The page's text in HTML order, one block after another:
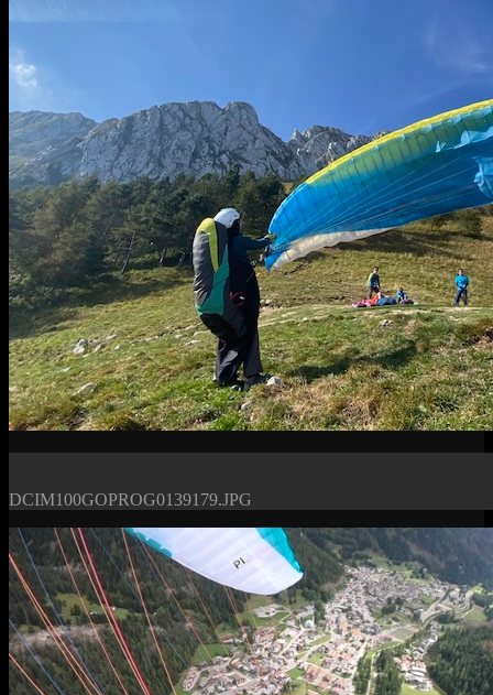
DCIM100GOPROG0139179.JPG